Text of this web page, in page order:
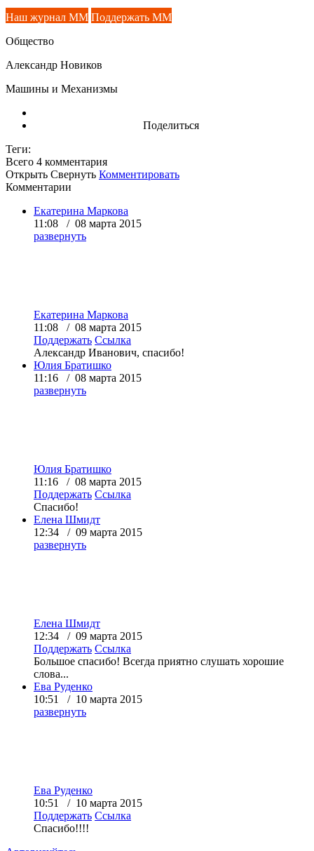
Наш журнал ММ Поддержать ММ
Общество
Александр Новиков
Машины и Механизмы
Поделиться
Теги:
Всего 4 комментария
Открыть Свернуть Комментировать
Комментарии
Екатерина Маркова
11:08 / 08 марта 2015
развернуть
Екатерина Маркова
11:08 / 08 марта 2015
Поддержать Ссылка
Александр Иванович, спасибо!
Юлия Братишко
11:16 / 08 марта 2015
развернуть
Юлия Братишко
11:16 / 08 марта 2015
Поддержать Ссылка
Спасибо!
Елена Шмидт
12:34 / 09 марта 2015
развернуть
Елена Шмидт
12:34 / 09 марта 2015
Поддержать Ссылка
Большое спасибо! Всегда приятно слушать хорошие
слова...
Ева Руденко
10:51 / 10 марта 2015
развернуть
Ева Руденко
10:51 / 10 марта 2015
Поддержать Ссылка
Спасибо!!!!